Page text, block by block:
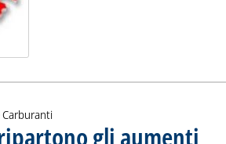
Carburanti
gli aumenti